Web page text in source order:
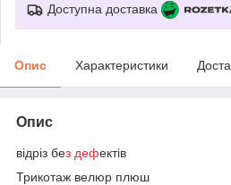
Доступна доставка
Опис Характеристики
Опис
відріз без дефектів
Трикотаж велюр плюш